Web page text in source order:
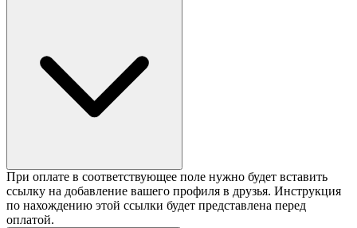
При оплате в соответствующее поле нужно будет вставить
ссылку на добавление вашего профиля в друзья. Инструкция
по нахождению этой ссылки будет представлена перед
оплатой.